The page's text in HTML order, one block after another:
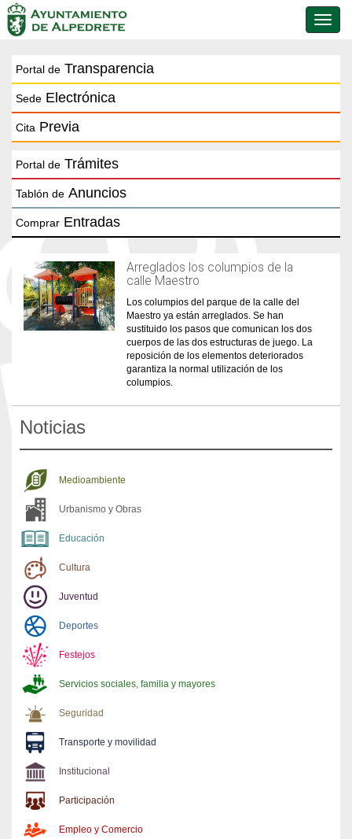
de
Portal de Transparencia
Sede Electrónica
Cita Previa
Portal de Trámites
Tablón de Anuncios
Comprar Entradas
Arreglados los columpios de la
calle Maestro
Los columpios del parque de la calle del
Maestro ya están arreglados. Se han
sustituido los pasos que comunican los dos
cuerpos de las dos estructuras de juego. La
reposición de los elementos deteriorados
garantiza la normal utilización de los
columpios.
Noticias
Medioambiente
Urbanismo y Obras
Educación
Cultura
Juventud
Deportes
Festejos
Servicios sociales, familia y mayores
Seguridad
Transporte y movilidad
Institucional
Participación
Empleo y Comercio